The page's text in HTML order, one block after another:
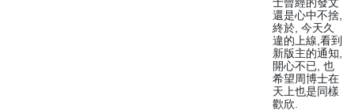
還是心中不捨,
終於, 今天久
違的上線,看到
新版主的通知,
開心不已, 也
希望周博士在
天上也是同樣
歡欣.